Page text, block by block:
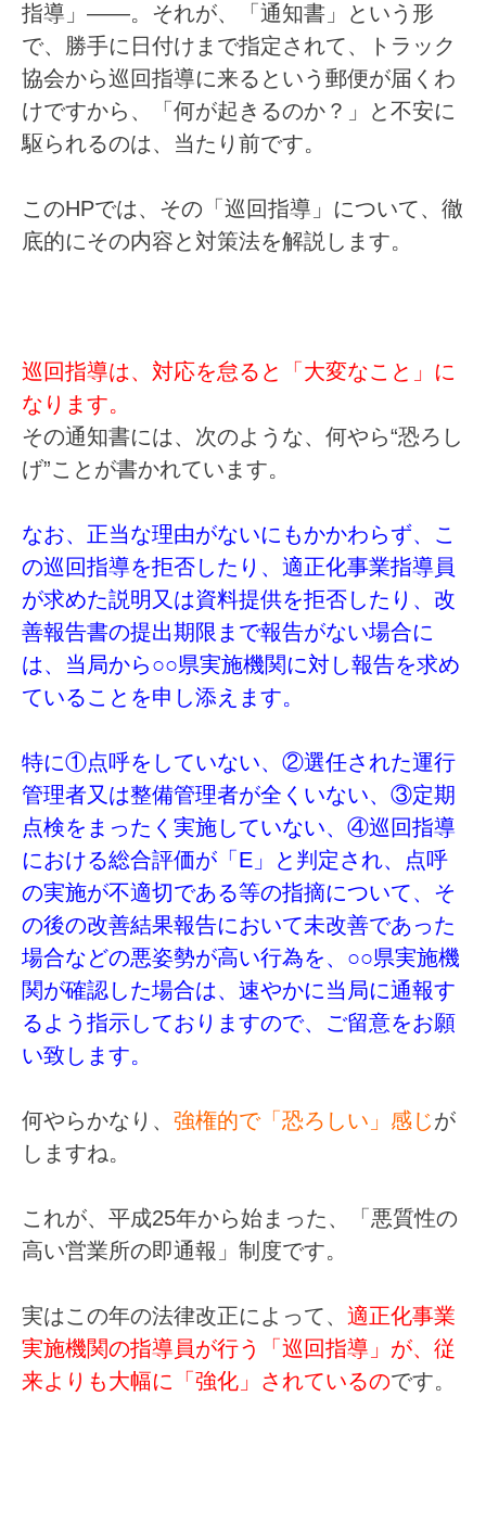
指導」――。それが、「通知書」という形
で、勝手に日付けまで指定されて、トラック
協会から巡回指導に来るという郵便が届くわ
けですから、「何が起きるのか？」と不安に
駆られるのは、当たり前です。
このHPでは、その「巡回指導」について、徹
底的にその内容と対策法を解説します。
巡回指導は、対応を怠ると「大変なこと」に
なります。
その通知書には、次のような、何やら“恐ろし
げ”ことが書かれています。
なお、正当な理由がないにもかかわらず、こ
の巡回指導を拒否したり、適正化事業指導員
が求めた説明又は資料提供を拒否したり、改
善報告書の提出期限まで報告がない場合に
は、当局から○○県実施機関に対し報告を求め
ていることを申し添えます。
特に①点呼をしていない、②選任された運行
管理者又は整備管理者が全くいない、③定期
点検をまったく実施していない、④巡回指導
における総合評価が「E」と判定され、点呼
の実施が不適切である等の指摘について、そ
の後の改善結果報告において未改善であった
場合などの悪姿勢が高い行為を、○○県実施機
関が確認した場合は、速やかに当局に通報す
るよう指示しておりますので、ご留意をお願
い致します。
何やらかなり、 強権的で「恐ろしい」感じが
しますね。
これが、平成25年から始まった、「悪質性の
高い営業所の即通報」制度です。
実はこの年の法律改正によって、 適正化事業
実施機関の指導員が行う「巡回指導」が、従
来よりも大幅に「強化」されているのです。